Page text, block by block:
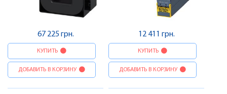
67 225 грн.
КУПИТЬ
ДОБАВИТЬ В КОРЗИНУ
12 411 грн.
КУПИТЬ
ДОБАВИТЬ В КОРЗИНУ